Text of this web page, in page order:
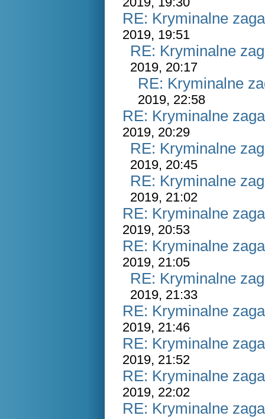
RE: Kryminalne
2019, 19:51
RE: Kryminalne
2019, 20:17
RE: Kryminalne
2019, 22:58
RE: Kryminalne
2019, 20:29
RE: Kryminalne
2019, 20:45
RE: Kryminalne
2019, 21:02
RE: Kryminalne
2019, 20:53
RE: Kryminalne
2019, 21:05
RE: Kryminalne
2019, 21:33
RE: Kryminalne
2019, 21:46
RE: Kryminalne
2019, 21:52
RE: Kryminalne
2019, 22:02
RE: Kryminalne